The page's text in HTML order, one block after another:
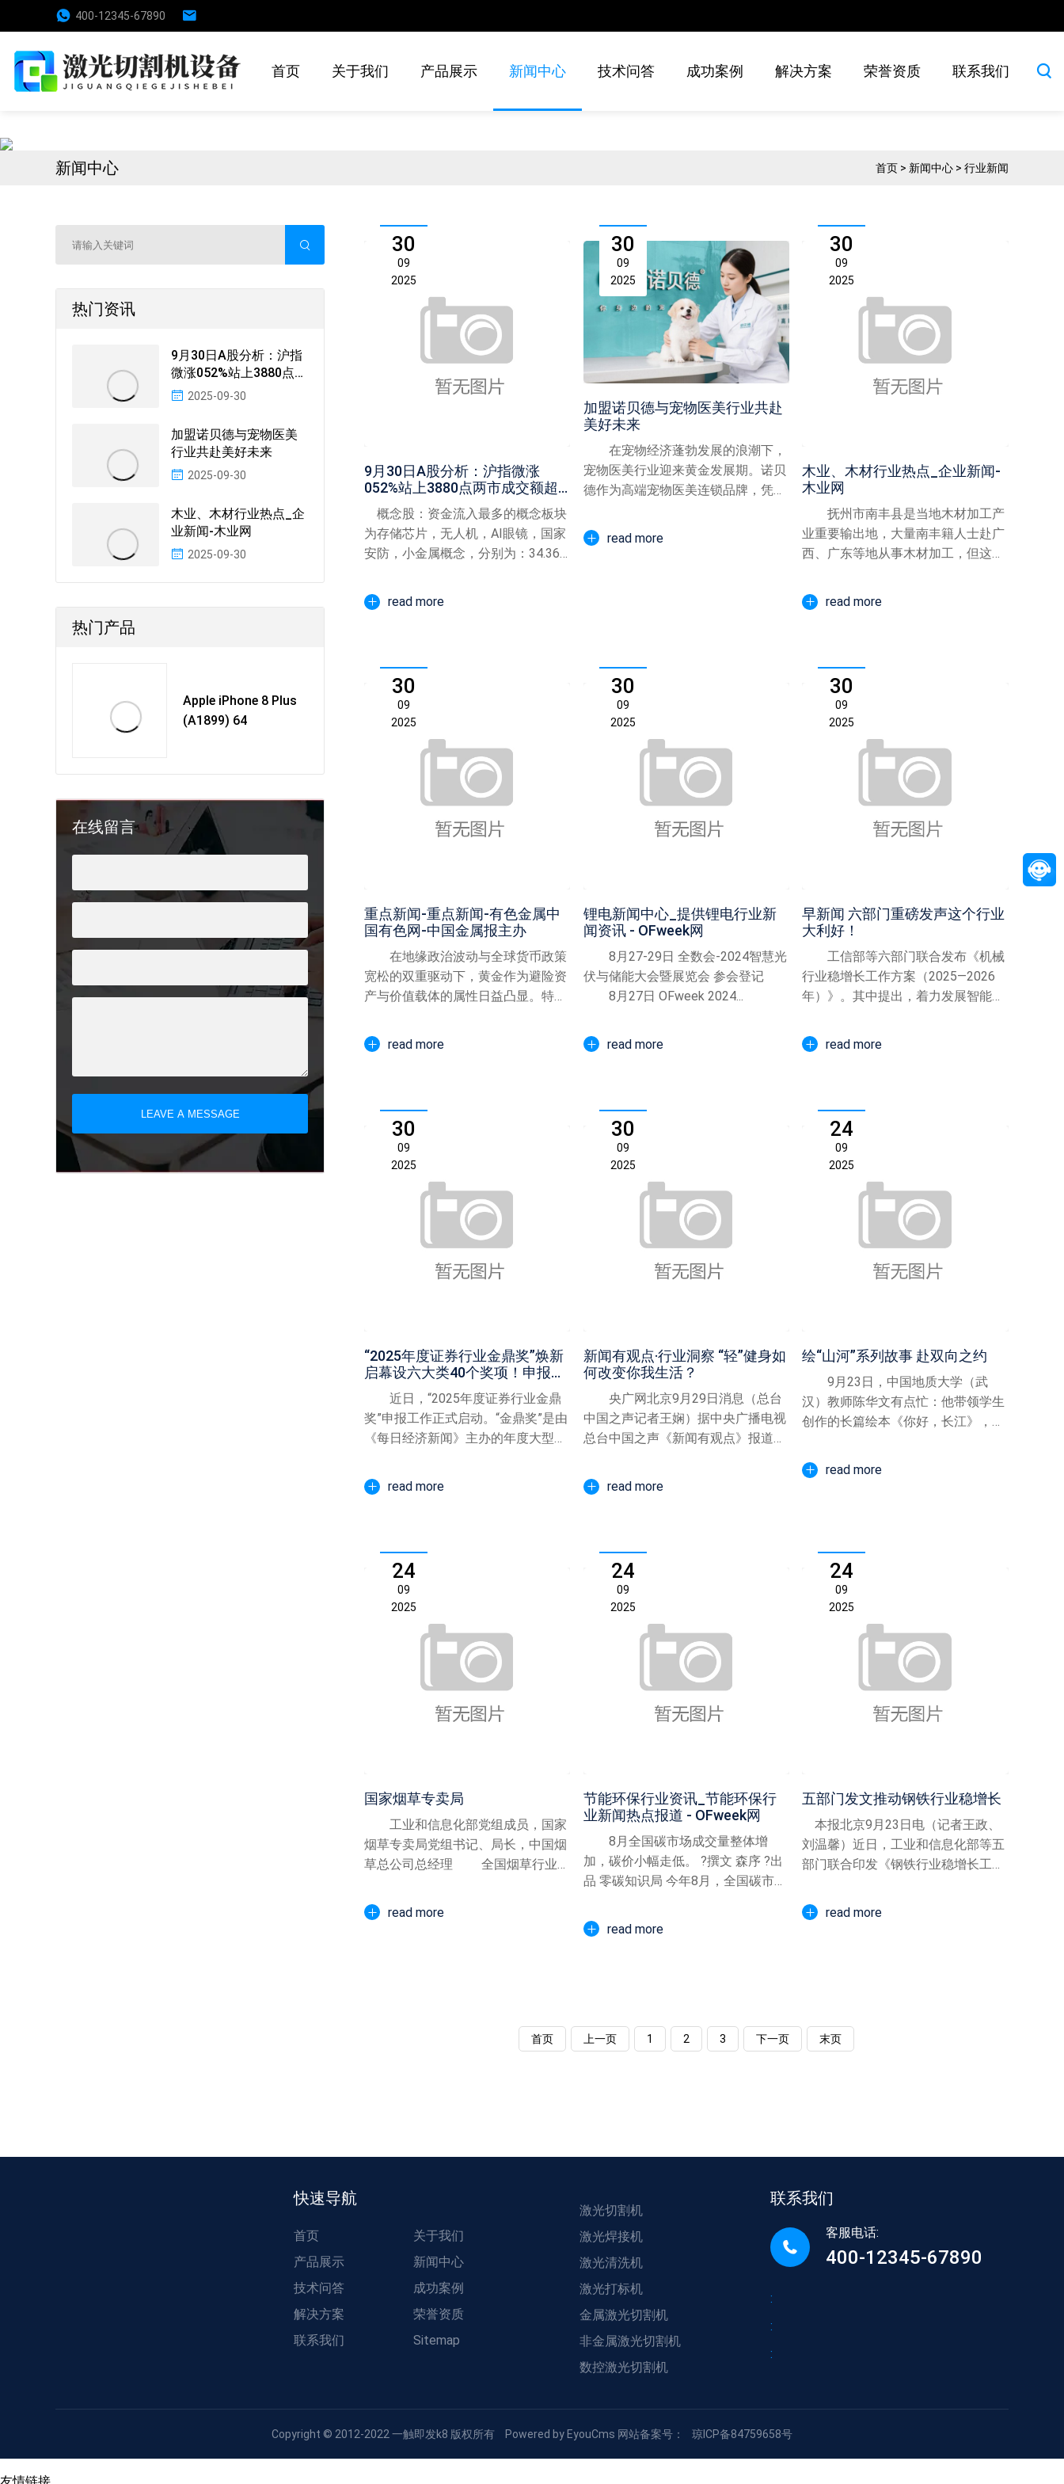
400-12345-67890
首页 关于我们 产品展示 新闻中心 技术问答 成功案例 解决方案 荣誉资质 联系我们
新闻中心 首页 > 新闻中心 > 行业新闻
热门资讯
9月30日A股分析：沪指
微涨052%站上3880点两
市成交额
2025-09-30
加盟诺贝德与宠物医美
行业共赴美好未来
2025-09-30
木业、木材行业热点_企
业新闻-木业网
2025-09-30
热门产品
Apple iPhone 8 Plus
(A1899) 64
在线留言
LEAVE A MESSAGE
30
09
2025
9月30日A股分析：沪指微涨
052%站上3880点两市成交额超
218万亿金融板块
概念股：资金流入最多的概念板块
为存储芯片，无人机，AI眼镜，国家
安防，小金属概念，分别为：34.36
read more
30
09
2025
加盟诺贝德与宠物医美行业共赴
美好未来
在宠物经济蓬勃发展的浪潮下，
宠物医美行业迎来黄金发展期。诺贝
德作为高端宠物医美连锁品牌，凭借
read more
30
09
2025
木业、木材行业热点_企业新闻-
木业网
抚州市南丰县是当地木材加工产
业重要输出地，大量南丰籍人士赴广
西、广东等地从事木材加工，但这些
read more
30
09
2025
重点新闻-重点新闻-有色金属中
国有色网-中国金属报主办
在地缘政治波动与全球货币政策
宽松的双重驱动下，黄金作为避险资
产与价值载体的属性日益凸显。特别
read more
30
09
2025
锂电新闻中心_提供锂电行业新
闻资讯 - OFweek网
8月27-29日 全数会-2024智慧光
伏与储能大会暨展览会 参会登记
8月27日 OFweek 2024...
read more
30
09
2025
早新闻 六部门重磅发声这个行业
大利好！
工信部等六部门联合发布《机械
行业稳增长工作方案（2025—2026
年）》。其中提出，着力发展智能装
read more
30
09
2025
“2025年度证券行业金鼎奖”焕新
启幕设六大类40个奖项！申报工
作正式启动
近日，“2025年度证券行业金鼎
奖”申报工作正式启动。“金鼎奖”是由
《每日经济新闻》主办的年度大型金
read more
30
09
2025
新闻有观点·行业洞察 “轻”健身如
何改变你我生活？
央广网北京9月29日消息（总台
中国之声记者王娴）据中央广播电视
总台中国之声《新闻有观点》报道，
read more
24
09
2025
绘“山河”系列故事 赴双向之约
9月23日，中国地质大学（武
汉）教师陈华文有点忙：他带领学生
创作的长篇绘本《你好，长江》，作
read more
24
09
2025
国家烟草专卖局
工业和信息化部党组成员，国家
烟草专卖局党组书记、局长，中国烟
草总公司总经理 全国烟草行业实
read more
24
09
2025
节能环保行业资讯_节能环保行
业新闻热点报道 - OFweek网
8月全国碳市场成交量整体增
加，碳价小幅走低。 ?撰文 森序 ?出
品 零碳知识局 今年8月，全国碳市场
read more
24
09
2025
五部门发文推动钢铁行业稳增长
本报北京9月23日电（记者王政、
刘温馨）近日，工业和信息化部等五
部门联合印发《钢铁行业稳增长工作
read more
首页 上一页 1 2 3 下一页 末页
快速导航
首页
关于我们
产品展示
新闻中心
技术问答
成功案例
解决方案
荣誉资质
联系我们
Sitemap
激光切割机
激光焊接机
激光清洗机
激光打标机
金属激光切割机
非金属激光切割机
数控激光切割机
联系我们
客服电话:
400-12345-67890
:
:
:
Copyright © 2012-2022 一触即发k8 版权所有 Powered by EyouCms 网站备案号： 琼ICP备84759658号